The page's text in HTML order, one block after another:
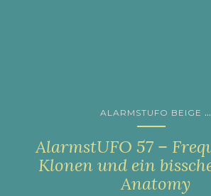
ALARMSTUFO BEIGE ...
AlarmstUFO 57 –
Klonen und ein
Anatomy